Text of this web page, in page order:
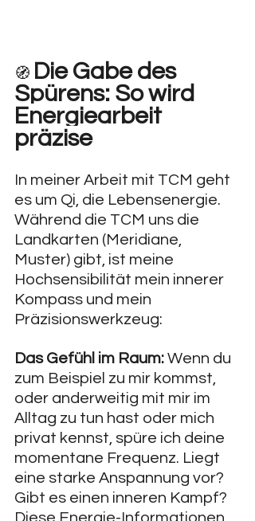
🧭 Die Gabe des
Spürens: So wird
Energiearbeit
präzise
In meiner Arbeit mit TCM geht
es um Qi, die Lebensenergie.
Während die TCM uns die
Landkarten (Meridiane,
Muster) gibt, ist meine
Hochsensibilität mein innerer
Kompass und mein
Präzisionswerkzeug:
Das Gefühl im Raum: Wenn du
zum Beispiel zu mir kommst,
oder anderweitig mit mir im
Alltag zu tun hast oder mich
privat kennst, spüre ich deine
momentane Frequenz. Liegt
eine starke Anspannung vor?
Gibt es einen inneren Kampf?
Diese Energie-Informationen